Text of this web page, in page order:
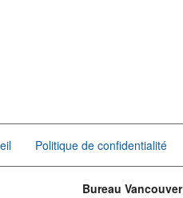
Politique de confidentialité
Bureau Vancouver